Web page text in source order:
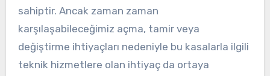
sahiptir. Ancak zaman zaman
karşılaşabileceğimiz açma, tamir veya
değiştirme ihtiyaçları nedeniyle bu kasalarla ilgili
teknik hizmetlere olan ihtiyaç da ortaya